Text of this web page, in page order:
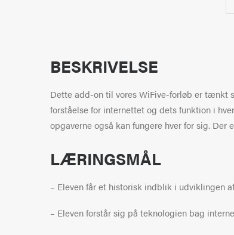
BESKRIVELSE
Dette add-ontil voresWiFive-forløb er tænkt
forståelse for internettet og dets funktion i
opgaverne også kan fungere hver for sig.
LÆRINGSMÅL
– Eleven får et historisk indblik i udviklingen
– Eleven forstår sig på teknologien bag